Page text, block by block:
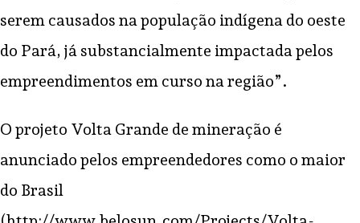
serem causados na população indígena do oeste
do Pará, já substancialmente impactada pelos
empreendimentos em curso na região”.
O projeto Volta Grande de mineração é
anunciado pelos empreendedores como o maior
do Brasil